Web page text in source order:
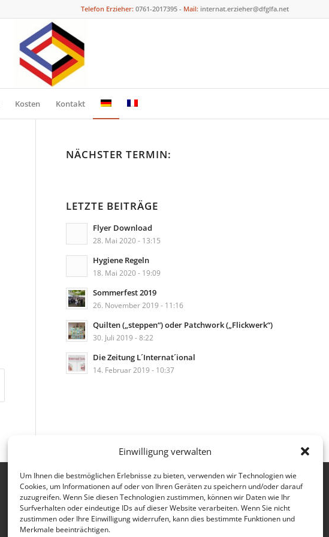
Einwilligung verwalten
Um Ihnen die bestmöglichen Erlebnisse zu bieten, verwenden wir Technologien wie
Cookies, um Informationen auf oder von Ihren Geräten zu speichern und/oder darauf
zuzugreifen. Wenn Sie diesen Technologien zustimmen, können wir Daten wie Ihr
Surfverhalten oder eindeutige IDs auf dieser Website verarbeiten. Wenn Sie nicht
zustimmen oder Ihre Einwilligung widerrufen, kann dies bestimmte Funktionen und
Merkmale beeinträchtigen.
Telefon Erzieher: 0761-2017395 - Mail: internat.erzieher@dfglfa.net
Kosten Kontakt
NÄCHSTER TERMIN:
LETZTE BEITRÄGE
Flyer Download
28. Mai 2020 - 13:15
Hygiene Regeln
18. Mai 2020 - 19:09
Sommerfest 2019
26. November 2019 - 11:16
Quilten („steppen“) oder Patchwork („Flickwerk“)
30. Juli 2019 - 8:22
Die Zeitung L´Internat´ional
14. Februar 2019 - 10:37
Impressum Datenschutzerklärung